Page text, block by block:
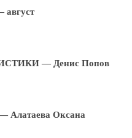
— Денис Попов
Алатаева Оксана